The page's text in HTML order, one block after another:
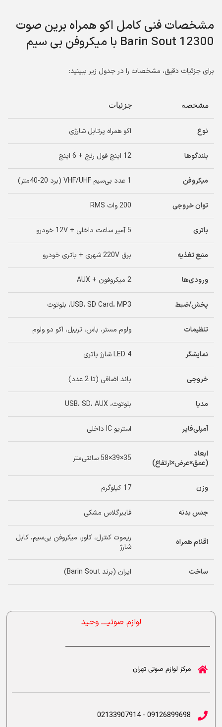
مشخصات فنی کامل اکو همراه برین صوت
12300 Barin Sout با میکروفن بی سیم
برای جزئیات دقیق، مشخصات را در جدول زیر ببینید:
مشخصه جزئیات
نوع اکو همراه پرتابل شارژی
بلندگوها 12 اینچ فول رنج + 6 اینچ
میکروفن 1 عدد بی‌سیم VHF/UHF (برد 20-40متر)
توان خروجی 200 وات RMS
باتری 5 آمپر ساعت داخلی + 12V خودرو
منبع تغذیه برق 220V شهری + باتری خودرو
ورودی‌ها 2 میکروفون + AUX
پخش/ضبط USB، SD Card، MP3، بلوتوث
تنظیمات ولوم مستر، باس، تریبل، اکو دو ولوم
نمایشگر 4 LED شارژ باتری
خروجی باند اضافی (تا 2 عدد)
مدیا بلوتوث، USB، SD، AUX
آمپلی‌فایر استریو IC داخلی
ابعاد
(عمق×عرض×ارتفاع)
35×39×58 سانتی‌متر
وزن 17 کیلوگرم
جنس بدنه فایبرگلاس مشکی
اقلام همراه
ریموت کنترل، کاور، میکروفن بی‌سیم، کابل
شارژ
ساخت ایران (برند Barin Sout)
لوازم صوتیــــ وحید
مرکز لوازم صوتی تهران
09126899698 - 02133907914